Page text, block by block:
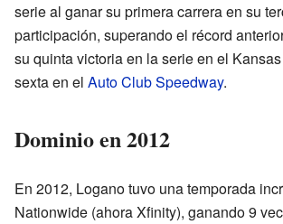
serie al ganar su primera carrera en su
participación, superando el récord
su quinta victoria en la serie en el
sexta en el Auto Club Speedway.
Dominio en 2012
En 2012, Logano tuvo una temporada
Nationwide (ahora Xfinity), ganando 9